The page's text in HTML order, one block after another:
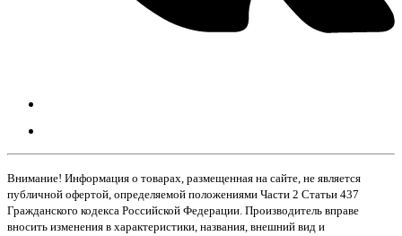
Внимание! Информация о товарах, размещенная на сайте, не является
публичной офертой, определяемой положениями Части 2 Статьи 437
Гражданского кодекса Российской Федерации. Производитель вправе
вносить изменения в характеристики, названия, внешний вид и